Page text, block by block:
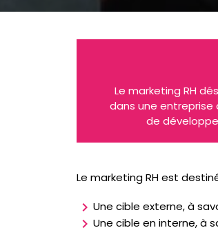
Le marketing RH
dans une
de
Le marketing RH est
chevron_right Une cible externe, à
chevron_right Une cible en interne, à